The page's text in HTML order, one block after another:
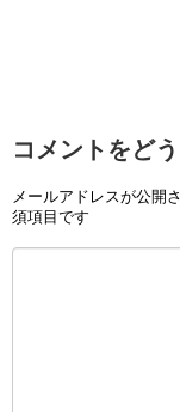
コメントをど
メールアドレスが公開
須項目です